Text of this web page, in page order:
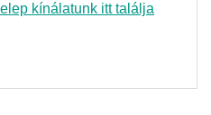
kínálatunk itt találja